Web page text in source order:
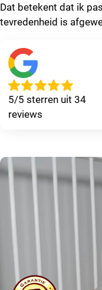
Dat betekent dat ik
tevredenheid is
5/5 sterren uit 34
reviews